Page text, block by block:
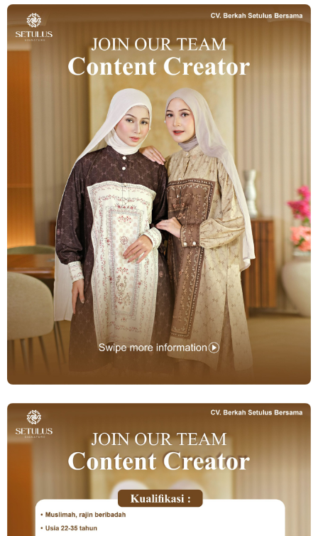
Loker Solo Terbaru Lulusan D3 di Sayekti
Lowongan Kerja Perusahaan F&B di Waroeng Tokyo
Loker Kota Semarang di CV Bumi Raya Indonesia Bulan
Loker Crew Gudang Produksi di Keprabon Group Sukoharjo
Loker Supervisor Store dan Barista di Pangestu Coffee
Loker Technical Sales, Social Media & Counter Officer di
Loker Operator Mesin Kayu, Tukang Kayu PT Venus Java
Loker Semarang Terbaru di Booba Bloom
Loker Solo Raya Posisi Staff Minuman, Dishwasher, Kasir,
Loker Canvasser di PT Kinarya Alihdaya Mandiri Semarang